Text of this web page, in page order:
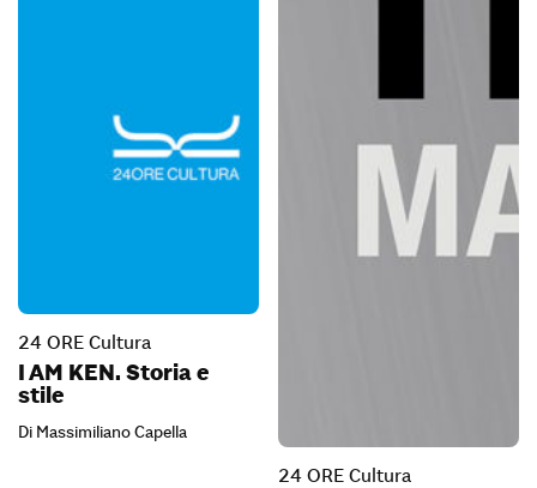
24 ORE Cultura
I AM KEN. Storia e
stile
Di Massimiliano Capella
24 ORE Cultura